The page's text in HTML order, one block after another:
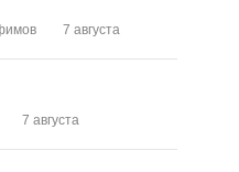
7 августа
7 августа